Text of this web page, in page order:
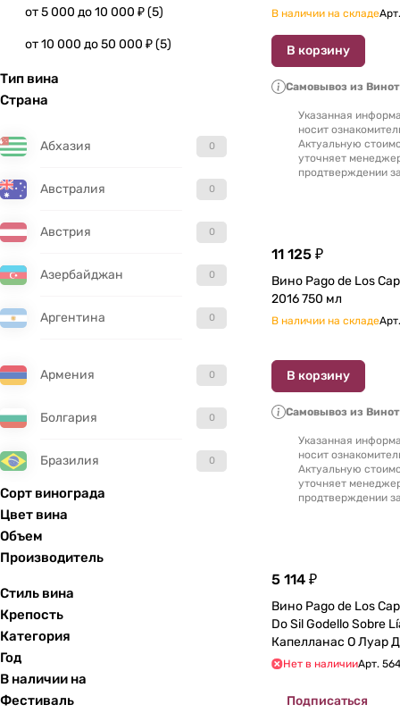
от 5 000 до 10 000 ₽(5)
от 10 000 до 50 000 ₽(5)
Тип вина
Страна
Абхазия 0
Австралия 0
Австрия 0
Азербайджан 0
Аргентина 0
Армения 0
Болгария 0
Бразилия 0
Великобритания
Гватемала
Германия
Греция
Сорт винограда
Цвет вина
Объем
Производитель
Стиль вина
Крепость
Категория
Год
В наличии на
Фестиваль
В наличии на складеАрт.
В корзину
Самовывоз из
Указанная
носит
Актуальную
уточняет
продтверждении
11 125 ₽
Вино Pago de Los
2016 750 мл
В наличии на складеАрт.
В корзину
Самовывоз из
Указанная
носит
Актуальную
уточняет
продтверждении
5 114 ₽
Вино Pago de Los
Do Sil Godello Sobre
Капелланас О Луар
СОБРЕ ЛИАС, 2015
Нет в наличииАрт.
Подписаться